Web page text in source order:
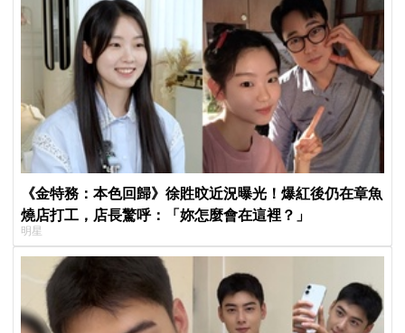
《金特務：本色回歸》徐貹旼近況曝光！爆紅後仍在章魚
燒店打工，店長驚呼：「妳怎麼會在這裡？」
明星